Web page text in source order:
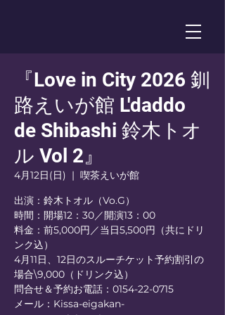
『Love in City 2026 釧
路えいが館 L'daddo
de Shibashi 鈴木トオ
ル Vol 2』
4月12日(日)
  |
喫茶えいが館
出演：鈴木トオル（Vo.G）
時間：開場12：30／開演13：00
料金：前5,000円／当日5,500円（共にドリ
ンク込）
4月11日、12日のスルーチケット予約割引の
場合\9,000（ドリンク込）
問合せ＆予約お電話：0154-22-0715
メール：Kissa-eigakan-